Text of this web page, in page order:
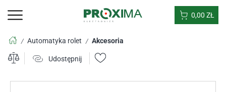
0,00 ZŁ
/ Automatyka rolet / Akcesoria
Udostępnij